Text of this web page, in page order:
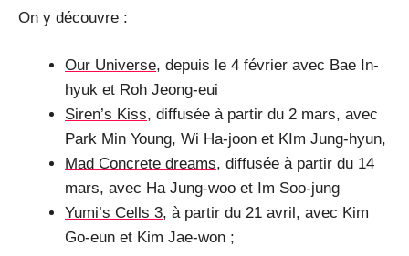
On y découvre :
Our Universe, depuis le 4 février avec Bae In-
hyuk et Roh Jeong-eui
Siren’s Kiss, diffusée à partir du 2 mars, avec
Park Min Young, Wi Ha-joon et KIm Jung-hyun,
Mad Concrete dreams, diffusée à partir du 14
mars, avec Ha Jung-woo et Im Soo-jung
Yumi’s Cells 3, à partir du 21 avril, avec Kim
Go-eun et Kim Jae-won ;